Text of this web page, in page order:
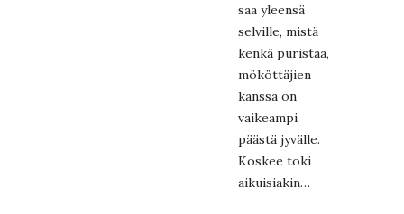
saa yleensä
selville, mistä
kenkä puristaa,
mököttäjien
kanssa on
vaikeampi
päästä jyvälle.
Koskee toki
aikuisiakin…